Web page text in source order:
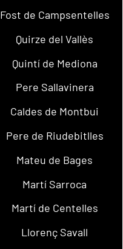
Fost de Campsentelles
Quirze del Vallès
Quintí de Mediona
Pere Sallavinera
Caldes de Montbui
Pere de Riudebitlles
Mateu de Bages
Martí Sarroca
Martí de Centelles
Llorenç Savall